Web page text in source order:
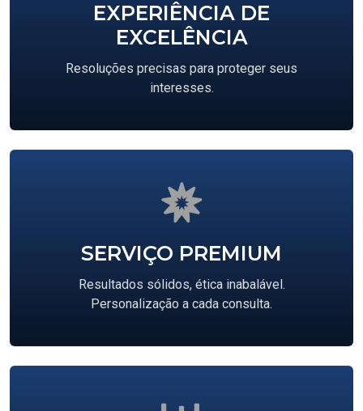
EXPERIÊNCIA DE
EXCELÊNCIA
Resoluções precisas para proteger seus
interesses.
SERVIÇO PREMIUM
Resultados sólidos, ética inabalável.
Personalização a cada consulta.